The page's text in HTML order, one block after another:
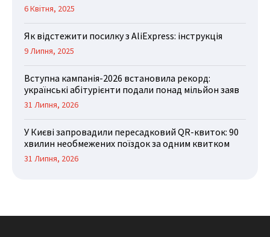
6 Квітня, 2025
Як відстежити посилку з AliExpress: інструкція
9 Липня, 2025
Вступна кампанія-2026 встановила рекорд:
українські абітурієнти подали понад мільйон заяв
31 Липня, 2026
У Києві запровадили пересадковий QR-квиток: 90
хвилин необмежених поїздок за одним квитком
31 Липня, 2026